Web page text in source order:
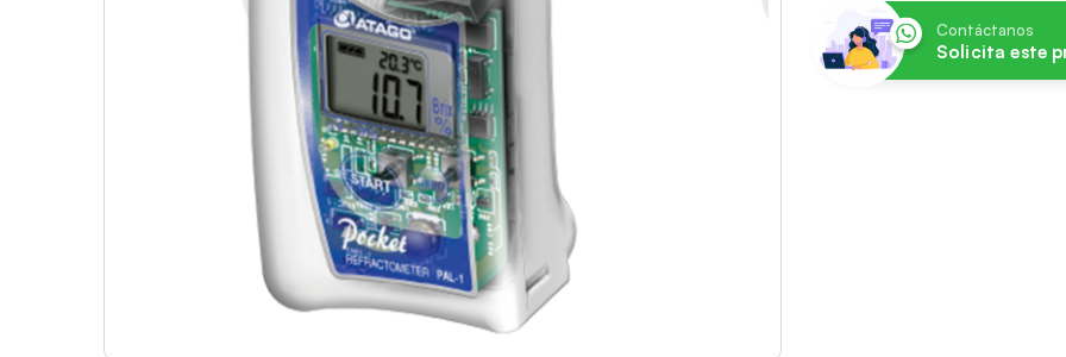
Contáctanos
Solicita este